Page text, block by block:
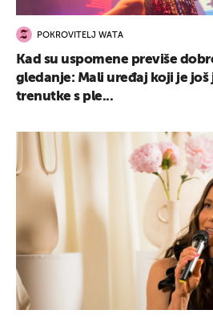
POKROVITELJ WATA
Kad su uspomene previše
gledanje: Mali uređaj koji je
trenutke s ple...
UKLJUČITE